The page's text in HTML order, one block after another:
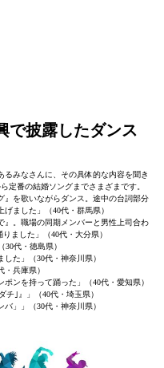
で披露したダンス
みなさんに、その具体的な内容を聞き
定番の結婚ソングまでさまざまです。
』を歌いながらダンス。途中の台詞部分
ました」（40代・群馬県）
』。職場の同期メンバーと男性上司合わ
ました」（40代・大分県）
30代・徳島県）
した」（30代・神奈川県）
・兵庫県）
ンを持って踊った」（40代・愛知県）
チ｣』」（40代・埼玉県）
バ」」（30代・神奈川県）